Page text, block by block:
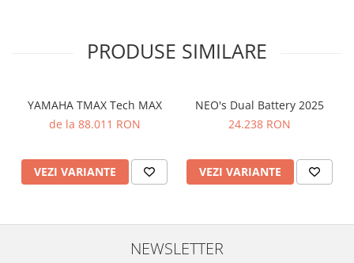
PRODUSE SIMILARE
YAMAHA TMAX Tech MAX
de la 88.011 RON
VEZI VARIANTE
NEO's Dual Battery 2025
24.238 RON
VEZI VARIANTE
NEWSLETTER